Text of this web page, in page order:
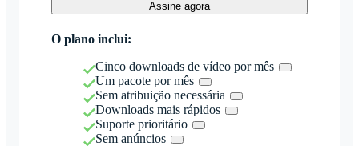
Assine agora
O plano inclui:
Cinco downloads de vídeo por mês
Um pacote por mês
Sem atribuição necessária
Downloads mais rápidos
Suporte prioritário
Sem anúncios